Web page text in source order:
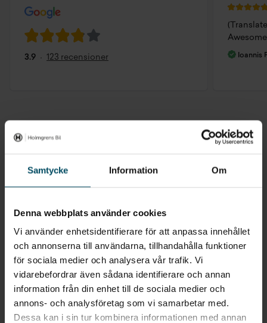
Samtycke Information Om
Denna webbplats använder cookies
Vi använder enhetsidentifierare för att anpassa innehållet
och annonserna till användarna, tillhandahålla funktioner
för sociala medier och analysera vår trafik. Vi
vidarebefordrar även sådana identifierare och annan
information från din enhet till de sociala medier och
annons- och analysföretag som vi samarbetar med.
Dessa kan i sin tur kombinera informationen med annan
3.9 123 recensioner Ioannis
Behöver du hjälp med med att
boka skadeverkstad?
Kontakta Skadeverkstad